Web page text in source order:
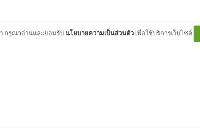
า กรุณาอ่านและยอมรับนโยบายความเป็นส่วนตัว เพื่อใช้บริการเว็บไซต์